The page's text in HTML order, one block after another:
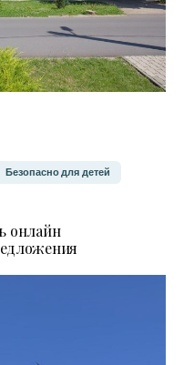
Безопасно для детей
онлайн